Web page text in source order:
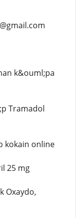
k&ouml;pa
Tramadol
kokain online
25 mg
Oxaydo,